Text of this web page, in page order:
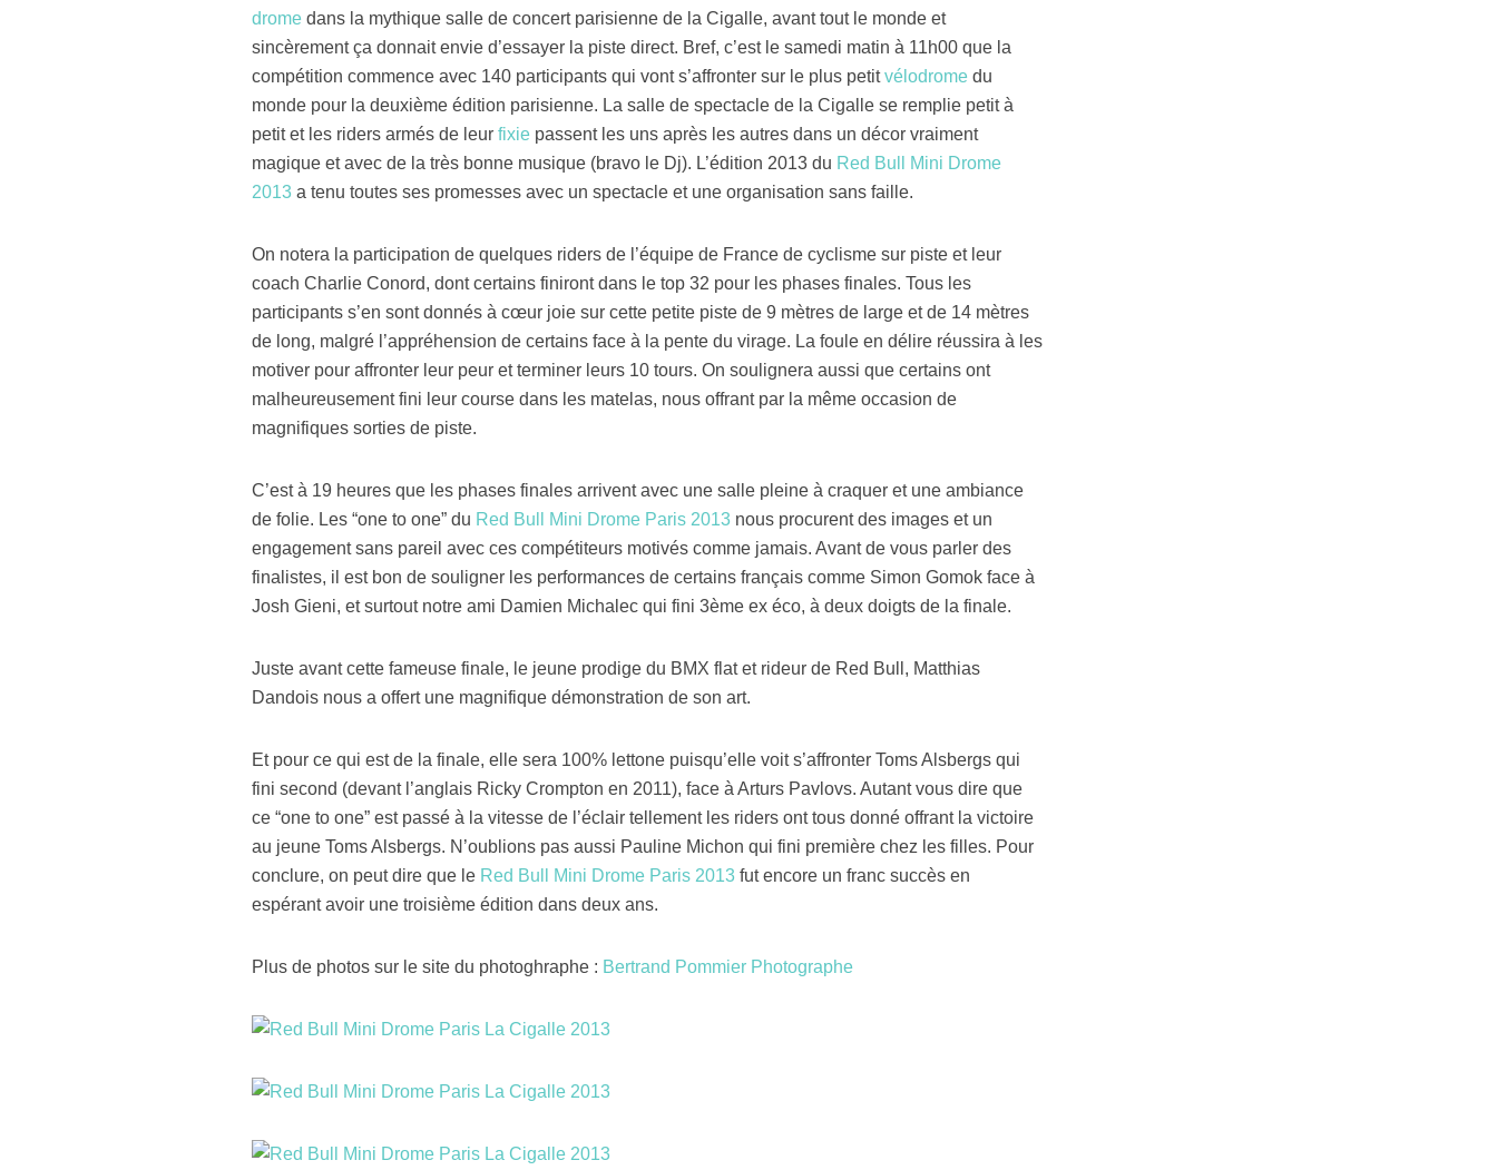
dromedans la mythique salle de concert parisienne de la Cigalle, avant tout le monde et
sincèrement ça donnait envie d’essayer la piste direct. Bref, c’est le samedi matin à 11h00 que la
compétition commence avec 140 participants qui vont s’affronter sur le plus petitvélodromedu
monde pour la deuxième édition parisienne. La salle de spectacle de la Cigalle se remplie petit à
petit et les riders armés de leur fixiepassent les uns après les autres dans un décor vraiment
magique et avec de la très bonne musique (bravo le Dj). L’édition 2013 du Red Bull Mini Drome
2013a tenu toutes ses promesses avec un spectacle et une organisation sans faille.
On notera la participation de quelques riders de l’équipe de France de cyclisme sur piste et leur
coach Charlie Conord, dont certains finiront dans le top 32 pour les phases finales. Tous les
participants s’en sont donnés à cœur joie sur cette petite piste de 9 mètres de large et de 14 mètres
de long, malgré l’appréhension de certains face à la pente du virage. La foule en délire réussira à les
motiver pour affronter leur peur et terminer leurs 10 tours. On soulignera aussi que certains ont
malheureusement fini leur course dans les matelas, nous offrant par la même occasion de
magnifiques sorties de piste.
C’est à 19 heures que les phases finales arrivent avec une salle pleine à craquer et une ambiance
de folie. Les “one to one” du Red Bull Mini Drome Paris 2013nous procurent des images et un
engagement sans pareil avec ces compétiteurs motivés comme jamais. Avant de vous parler des
finalistes, il est bon de souligner les performances de certains français comme Simon Gomok face à
Josh Gieni, et surtout notre ami Damien Michalec qui fini 3ème ex éco, à deux doigts de la finale.
Juste avant cette fameuse finale, le jeune prodige du BMX flat et rideur de Red Bull, Matthias
Dandois nous a offert une magnifique démonstration de son art.
Et pour ce qui est de la finale, elle sera 100% lettone puisqu’elle voit s’affronter Toms Alsbergs qui
fini second (devant l’anglais Ricky Crompton en 2011), face à Arturs Pavlovs. Autant vous dire que
ce “one to one” est passé à la vitesse de l’éclair tellement les riders ont tous donné offrant la victoire
au jeune Toms Alsbergs. N’oublions pas aussi Pauline Michon qui fini première chez les filles. Pour
conclure, on peut dire que le Red Bull Mini Drome Paris 2013fut encore un franc succès en
espérant avoir une troisième édition dans deux ans.
Plus de photos sur le site du photoghraphe : Bertrand Pommier Photographe